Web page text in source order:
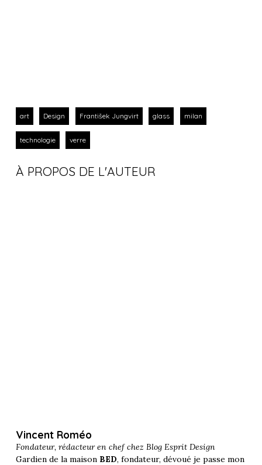
art Design František Jungvirt glass milan
technologie verre
À PROPOS DE L'AUTEUR
Vincent Roméo
Fondateur, rédacteur en chef chez Blog Esprit Design
Gardien de la maison BED, fondateur, dévoué je passe mon